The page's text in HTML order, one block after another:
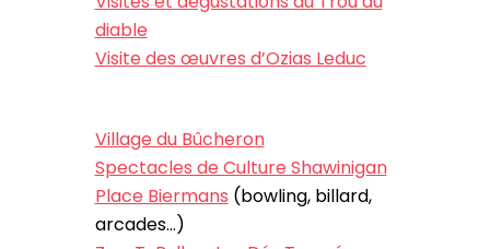
diable
Visite des œuvres d’Ozias Leduc
Village du Bûcheron
Spectacles de Culture Shawinigan
Place Biermans (bowling, billard,
arcades…)